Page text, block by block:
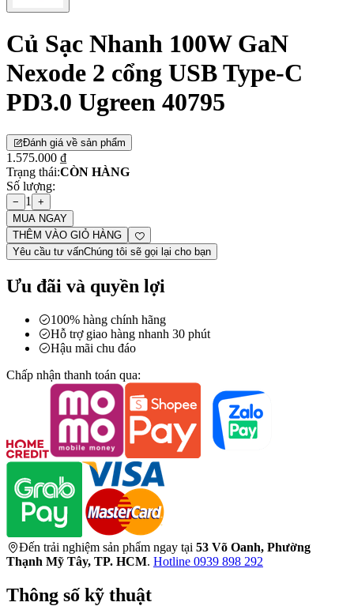
Củ Sạc Nhanh 100W GaN
Nexode 2 cổng USB Type-C
PD3.0 Ugreen 40795
Đánh giá về sản phẩm
1.575.000 ₫
Trạng thái:CÒN HÀNG
Số lượng:
− 1
+
MUA NGAY
THÊM VÀO GIỎ HÀNG
Yêu cầu tư vấnChúng tôi sẽ gọi lại cho bạn
Ưu đãi và quyền lợi
100% hàng chính hãng
Hỗ trợ giao hàng nhanh 30 phút
Hậu mãi chu đáo
Chấp nhận thanh toán qua:
Đến trải nghiệm sản phẩm ngay tại 53 Võ Oanh, Phường
Thạnh Mỹ Tây, TP. HCM. Hotline 0939 898 292
Thông số kỹ thuật